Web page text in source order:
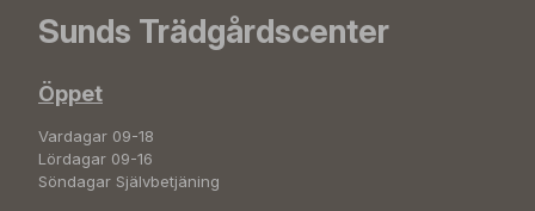
Sunds Trädgårdscenter
Öppet
Vardagar 09-18
Lördagar 09-16
Söndagar Självbetjäning